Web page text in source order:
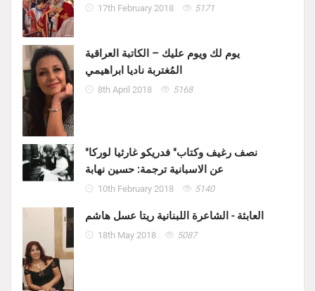
17th February 2018 5171
يوم لك ويوم عليك – الكاتبة العراقية
المُغتربة ناديا ابراهيمي
8th April 2018 5168
"نصف رغيف وكتاب" فدريكو غارثيا لوركا
عن الاسبانية ترجمة: حسين نهابة
10th February 2018 5140
العابثة - الشاعرة اللبنانية ريتا عسل هاشم
18th May 2018 5087